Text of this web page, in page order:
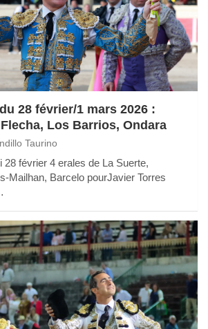
28 février/1 mars 2026 :
Los Barrios, Ondara
Taurino
28 février 4 erales de La Suerte,
Mailhan, Barcelo pourJavier Torres